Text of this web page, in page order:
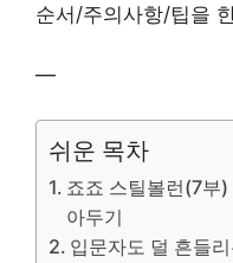
순서/주의사항/팁을
—
쉬운 목차
죠죠 스틸볼런(7부
아두기
입문자도 덜 흔들